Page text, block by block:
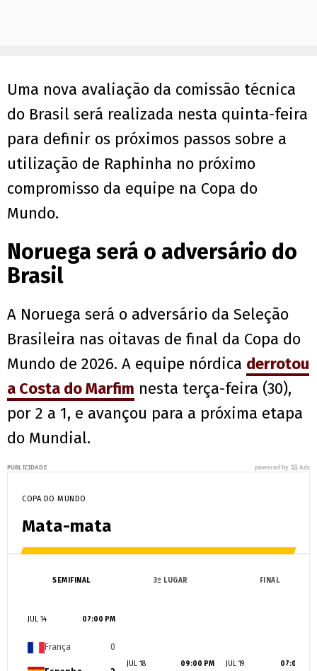
Uma nova avaliação da comissão técnica
do Brasil será realizada nesta quinta-feira
para definir os próximos passos sobre a
utilização de Raphinha no próximo
compromisso da equipe na Copa do
Mundo.
Noruega será o adversário do
Brasil
A Noruega será o adversário da Seleção
Brasileira nas oitavas de final da Copa do
Mundo de 2026. A equipe nórdica derrotou
a Costa do Marfim nesta terça-feira (30),
por 2 a 1, e avançou para a próxima etapa
do Mundial.